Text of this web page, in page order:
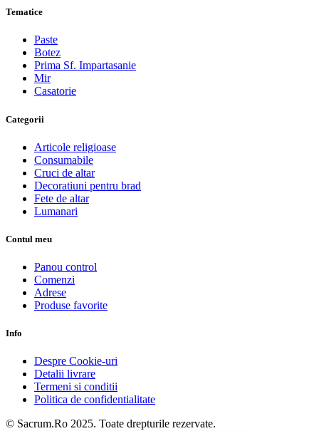
Tematice
Paste
Botez
Prima Sf. Impartasanie
Mir
Casatorie
Categorii
Articole religioase
Consumabile
Cruci de altar
Decoratiuni pentru brad
Fete de altar
Lumanari
Contul meu
Panou control
Comenzi
Adrese
Produse favorite
Info
Despre Cookie-uri
Detalii livrare
Termeni si conditii
Politica de confidentialitate
© Sacrum.Ro 2025. Toate drepturile rezervate.